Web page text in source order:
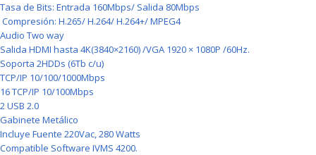
Tasa de Bits: Entrada 160Mbps/ Salida 80Mbps
Compresión: H.265/ H.264/ H.264+/ MPEG4
Audio Two way
Salida HDMI hasta 4K(3840×2160) /VGA 1920 × 1080P /60Hz.
Soporta 2HDDs (6Tb c/u)
TCP/IP 10/100/1000Mbps
16 TCP/IP 10/100Mbps
2 USB 2.0
Gabinete Metálico
Incluye Fuente 220Vac, 280 Watts
Compatible Software IVMS 4200.